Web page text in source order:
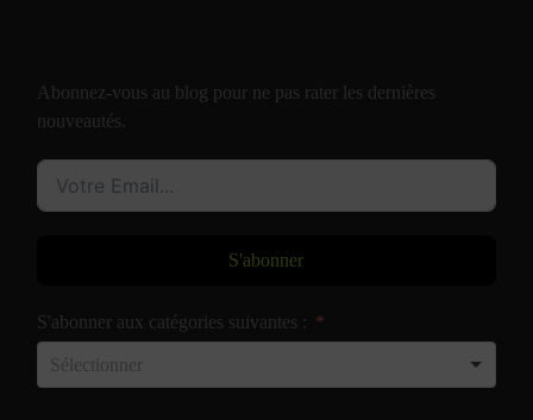
Abonnez-vous au blog pour ne pas rater les dernières
nouveautés.
S'abonner
S'abonner aux catégories suivantes :